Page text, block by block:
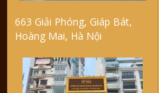
663 Giải Phóng, Giáp Bát,
Hoàng Mai, Hà Nội